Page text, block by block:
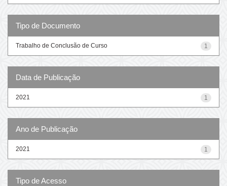
Tipo de Documento
1
Trabalho de Conclusão de Curso
Data de Publicação
1
2021
Ano de Publicação
1
2021
Tipo de Acesso